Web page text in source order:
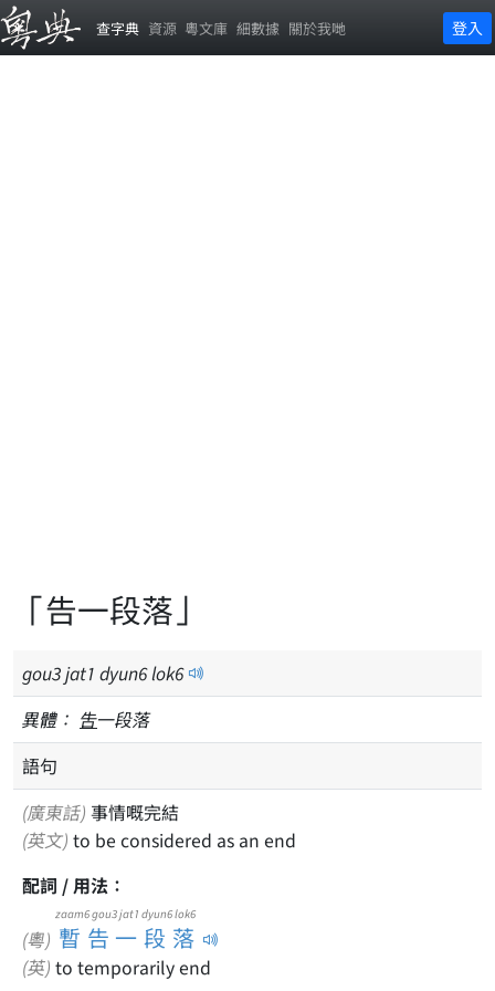
查字典 資源 粵文庫 細數據 關於我哋 登入
「告一段落」
gou3jat1 dyun6lok6
異體： 吿一段落
語句
(廣東話) 事情嘅完結
(英文) to be considered as an end
配詞 / 用法：
(粵) 暫告一段落
zaam6 gou3 jat1 dyun6 lok6
(英) to temporarily end